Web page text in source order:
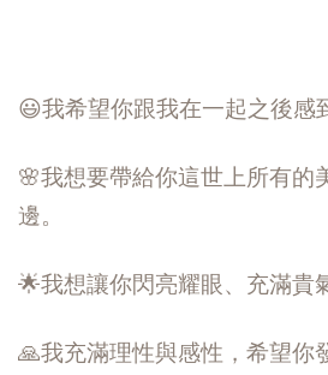
😃我希望你跟我在一起之後感
🌸我想要帶給你這世上所有的
邊。
🌟我想讓你閃亮耀眼、充滿貴
🙏我充滿理性與感性，希望你